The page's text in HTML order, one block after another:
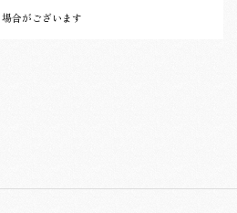
合がございます